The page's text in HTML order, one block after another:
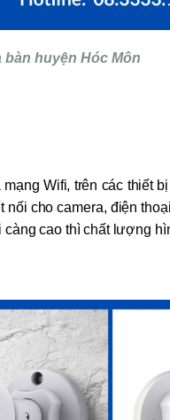
huyện Hóc Môn
Wifi, trên các thiết
cho camera, điện
cao thì chất lượng